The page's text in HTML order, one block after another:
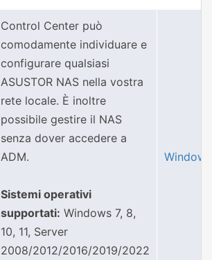
Control Center può
comodamente individuare e
configurare qualsiasi
ASUSTOR NAS nella vostra
rete locale. È inoltre
possibile gestire il NAS
senza dover accedere a
ADM.
Sistemi operativi
supportati: Windows 7, 8,
10, 11, Server
2008/2012/2016/2019/2022
Windows